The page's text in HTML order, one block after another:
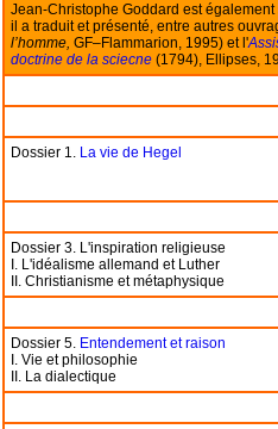
Jean-Christophe Goddard est
il a traduit et présenté, entre autres
l’homme, GF–Flammarion, 1995) et l'
doctrine de la sciecne (1794), Ellipses,
Dossier 1. La vie de Hegel
Dossier 3. L'inspiration religieuse
I. L'idéalisme allemand et Luther
II. Christianisme et métaphysique
Dossier 5. Entendement et raison
I. Vie et philosophie
II. La dialectique